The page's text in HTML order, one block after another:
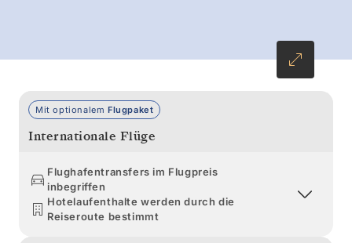
Mit optionalem Flugpaket
Internationale Flüge
Flughafentransfers im Flugpreis
inbegriffen
Hotelaufenthalte werden durch die
Reiseroute bestimmt